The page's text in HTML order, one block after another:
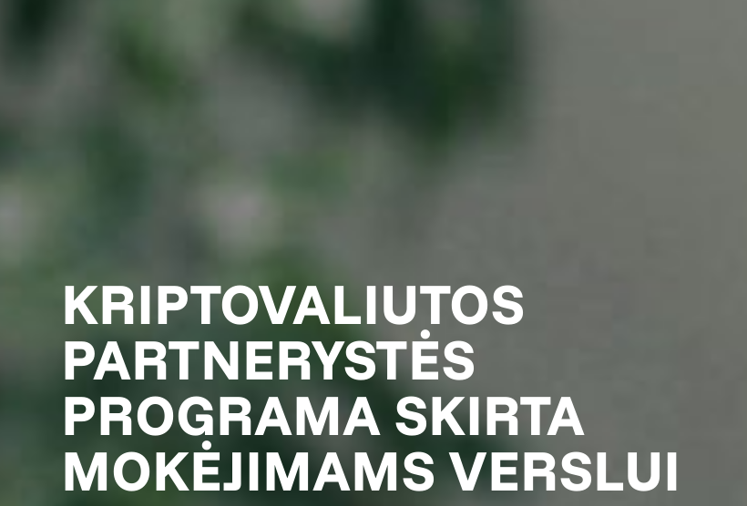
KRIPTOVALIUTOS
PARTNERYSTĖS
PROGRAMA SKIRTA
MOKĖJIMAMS VERSLUI